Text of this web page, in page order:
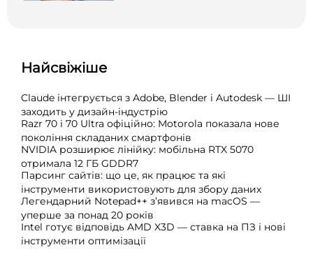
Найсвіжіше
Claude інтегрується з Adobe, Blender і Autodesk — ШІ
заходить у дизайн-індустрію
Razr 70 і 70 Ultra офіційно: Motorola показала нове
покоління складаних смартфонів
NVIDIA розширює лінійку: мобільна RTX 5070
отримала 12 ГБ GDDR7
Парсинг сайтів: що це, як працює та які
інструменти використовують для збору даних
Легендарний Notepad++ з’явився на macOS —
уперше за понад 20 років
Intel готує відповідь AMD X3D — ставка на ПЗ і нові
інструменти оптимізації